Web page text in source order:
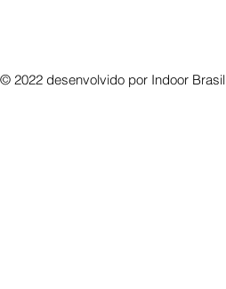
© 2022 desenvolvido por Indoor Brasil